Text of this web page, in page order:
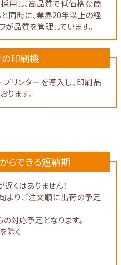
用し、高品質で低価格な商
同時に、業界20年以上の経
が品質を管理しています。
印刷機
リンターを導入し、印刷品
ります。
らできる短納期
くはありません！
よりご注文順に出荷の予定
対応予定となります。
除く